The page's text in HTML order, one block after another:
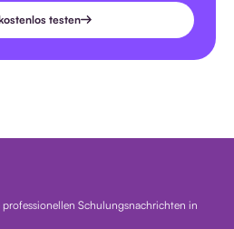
testen
Schulungsnachrichten in